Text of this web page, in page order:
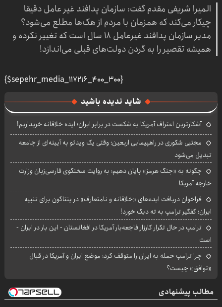
المیرا شریفی مقدم گفت: سازمان پدافند غیر عامل دقیقا
چیکار می‌کند که همزمان با مردم از هک‌ها مطلع می‌شود؟
مدیر سازمان پدافند غیرعامل ۱۸ سال است که تغییر نکرده و
همیشه تقصیر را به گردن دولت‌های قبلی می‌اندازد!
{$sepehr_media_117216_400_300}
شاید ندیده باشید
آشکارترین اعتراف آمریکا به شکست در برابر ایران؛ ایده خلاقانه خریداریم!
مجتبی شکوری در راهپیمایی اربعین؛ وقتی یک ویدئو به آیینه‌ای از جامعه
تبدیل می‌شود
چگونه به «جنگ هرمز» پایان دهیم؛ به روایت سخنگوی فارسی‌زبان وزارت
خارجه آمریکا
فراخوان دریافت ایده‌های «خلاقانه و نامتعارف» در پنتاگون برای تنبیه
ایران؛ کفگیر ترامپ به ته دیگ خورد!
ترامپ در حال تکرار کارزار فاجعه‌بار آمریکا در افغانستان - این بار در ایران -
است
چرا ترامپ حمله به ایران را متوقف کرد؛ موضع ایران و آمریکا در قبال
«توافق» چیست؟
مطالب پیشنهادی